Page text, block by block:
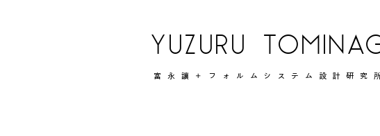
YUZURU
富永讓＋フォルムシステム設計研究